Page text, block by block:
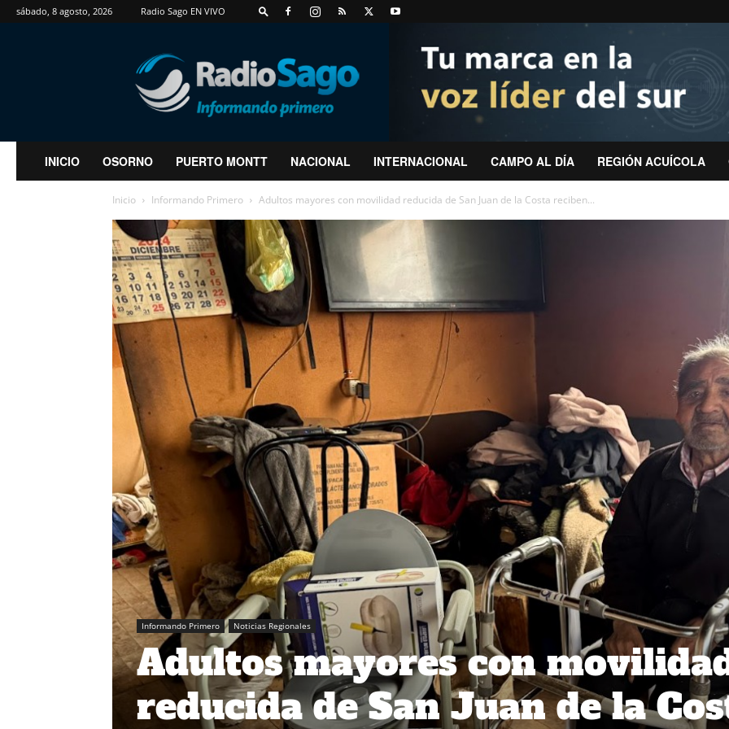
sábado, 8 agosto, 2026 Radio Sago EN VIVO
RadioSago
INICIO OSORNO PUERTO MONTT NACIONAL INTERNACIONAL CAMPO AL DÍA REGIÓN ACUÍCOLA
Inicio Informando Primero Adultos mayores con movilidad reducida de San Juan de la Costa reciben...
Informando Primero Noticias Regionales
Adultos mayores con
reducida de San Juan de la